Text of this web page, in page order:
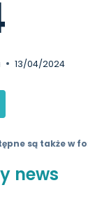
13/04/2024
są także w
news